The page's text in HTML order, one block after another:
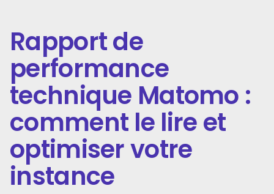
Rapport de
performance
technique Matomo :
comment le lire et
optimiser votre
instance